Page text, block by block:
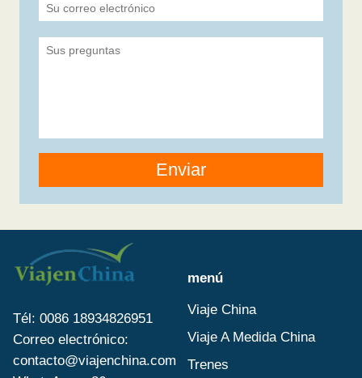
Enviar
Tél: 0086 18934826951
Correo electrónico:
contacto@viajenchina.com
menú
Viaje China
Viaje A Medida China
Trenes